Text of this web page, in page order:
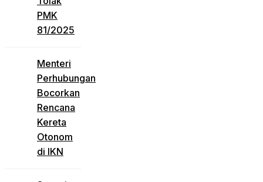
PMK
81/2025
Menteri
Perhubungan
Bocorkan
Rencana
Kereta
Otonom
di IKN